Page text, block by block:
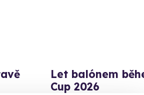
Let balónem
Cup 2026